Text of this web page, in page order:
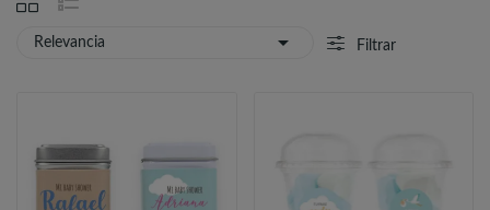
Relevancia  Filtrar